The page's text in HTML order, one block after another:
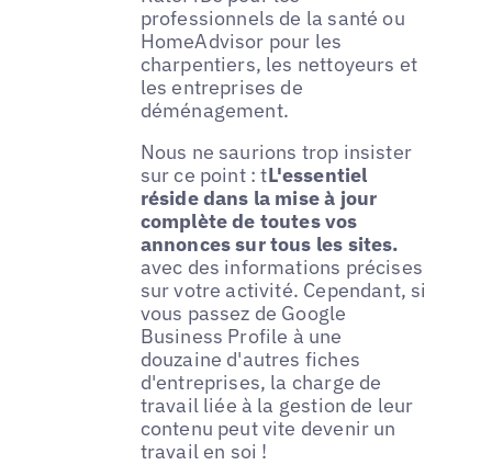
professionnels de la santé ou
HomeAdvisor pour les
charpentiers, les nettoyeurs et
les entreprises de
déménagement.
Nous ne saurions trop insister
sur ce point : tL'essentiel
réside dans la mise à jour
complète de toutes vos
annonces sur tous les sites.
avec des informations précises
sur votre activité. Cependant, si
vous passez de Google
Business Profile à une
douzaine d'autres fiches
d'entreprises, la charge de
travail liée à la gestion de leur
contenu peut vite devenir un
travail en soi !